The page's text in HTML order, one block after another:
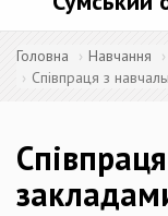
Головна Навчання
Співпраця з